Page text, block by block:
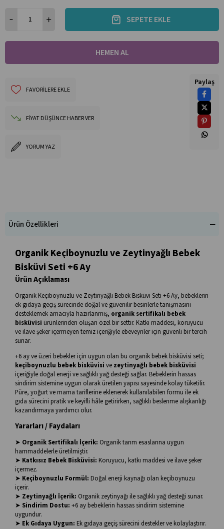
FAVORILERE EKLE
FIYAT DÜŞÜNCE HABER VER
YORUM YAZ
Paylaş
Ürün Özellikleri
Organik Keçiboynuzlu ve Zeytinyağlı Bebek
Bisküvi Seti +6 Ay
Ürün Açıklaması
Organik Keçiboynuzlu ve Zeytinyağlı Bebek Bisküvi Seti +6 Ay, bebeklerin
ek gıdaya geçiş sürecinde doğal ve güvenilir besinlerle tanışmasını
desteklemek amacıyla hazırlanmış, organik sertifikalı bebek
bisküvisi ürünlerinden oluşan özel bir settir. Katkı maddesi, koruyucu
ve ilave şeker içermeyen temiz içeriğiyle ebeveynler için güvenli bir tercih
sunar.
+6 ay ve üzeri bebekler için uygun olan bu organik bebek bisküvisi seti;
keçiboynuzlu bebek bisküvisi ve zeytinyağlı bebek bisküvisi
içeriğiyle doğal enerji ve sağlıklı yağ desteği sağlar. Bebeklerin hassas
sindirim sistemine uygun olarak üretilen yapısı sayesinde kolay tüketilir.
Püre, yoğurt ve mama tariflerine eklenerek kullanılabilen formu ile ek
gıda sürecini pratik ve keyifli hâle getirirken, sağlıklı beslenme alışkanlığı
kazandırmaya yardımcı olur.
Yararları / Faydaları
➤ Organik Sertifikalı İçerik: Organik tarım esaslarına uygun
hammaddelerle üretilmiştir.
➤ Katkısız Bebek Bisküvisi: Koruyucu, katkı maddesi ve ilave şeker
içermez.
➤ Keçiboynuzlu Formül: Doğal enerji kaynağı olan keçiboynuzu
içerir.
➤ Zeytinyağlı İçerik: Organik zeytinyağı ile sağlıklı yağ desteği sunar.
➤ Sindirim Dostu: +6 ay bebeklerin hassas sindirim sistemine
uygundur.
➤ Ek Gıdaya Uygun: Ek gıdaya geçiş sürecini destekler ve kolaylaştırır.